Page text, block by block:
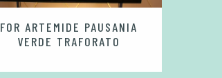
FOR ARTEMIDE PAUSANIA
VERDE TRAFORATO